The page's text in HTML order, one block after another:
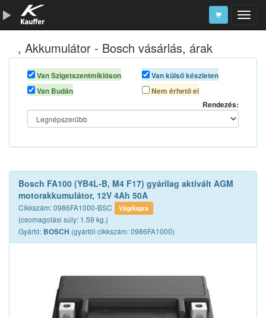
Szerszámkatalógus
Kosár
Alkatrészek
, Akkumulátor - Bosch vásárlás, árak
Van Szigetszentmiklóson
Van Budán
Van külső készleten
Nem érhető el
Rendezés:
Bosch FA100 (YB4L-B, M4 F17) gyárilag aktivált AGM
motorakkumulátor, 12V 4Ah 50A
Cikkszám: 0986FA1000-BSC Vágólapra
(csomagolási súly: 1.59 kg.)
Gyártó: BOSCH (gyártói cikkszám: 0986FA1000)